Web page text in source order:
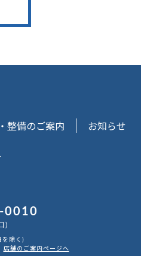
整備のご案内 お知らせ
0010
)
除く)
店舗のご案内ページへ